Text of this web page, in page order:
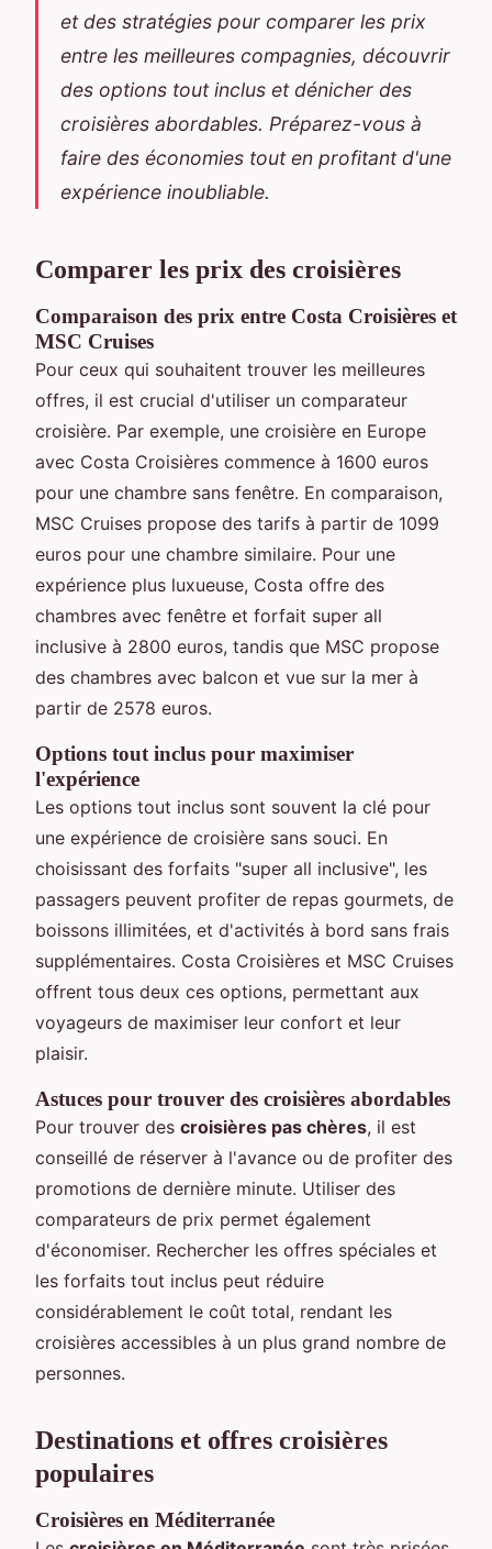
et des stratégies pour comparer les prix
entre les meilleures compagnies, découvrir
des options tout inclus et dénicher des
croisières abordables. Préparez-vous à
faire des économies tout en profitant d'une
expérience inoubliable.
Comparer les prix des croisières
Comparaison des prix entre Costa Croisières et
MSC Cruises
Pour ceux qui souhaitent trouver les meilleures
offres, il est crucial d'utiliser un comparateur
croisière. Par exemple, une croisière en Europe
avec Costa Croisières commence à 1600 euros
pour une chambre sans fenêtre. En comparaison,
MSC Cruises propose des tarifs à partir de 1099
euros pour une chambre similaire. Pour une
expérience plus luxueuse, Costa offre des
chambres avec fenêtre et forfait super all
inclusive à 2800 euros, tandis que MSC propose
des chambres avec balcon et vue sur la mer à
partir de 2578 euros.
Options tout inclus pour maximiser
l'expérience
Les options tout inclus sont souvent la clé pour
une expérience de croisière sans souci. En
choisissant des forfaits "super all inclusive", les
passagers peuvent profiter de repas gourmets, de
boissons illimitées, et d'activités à bord sans frais
supplémentaires. Costa Croisières et MSC Cruises
offrent tous deux ces options, permettant aux
voyageurs de maximiser leur confort et leur
plaisir.
Astuces pour trouver des croisières abordables
Pour trouver des croisières pas chères, il est
conseillé de réserver à l'avance ou de profiter des
promotions de dernière minute. Utiliser des
comparateurs de prix permet également
d'économiser. Rechercher les offres spéciales et
les forfaits tout inclus peut réduire
considérablement le coût total, rendant les
croisières accessibles à un plus grand nombre de
personnes.
Destinations et offres croisières
populaires
Croisières en Méditerranée